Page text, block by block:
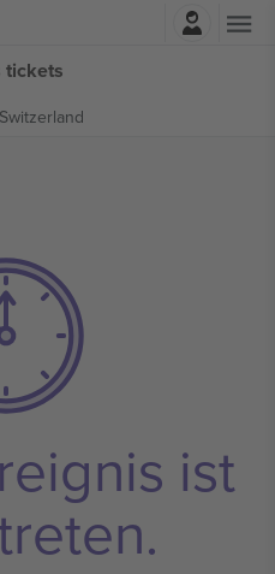
tickets
ist